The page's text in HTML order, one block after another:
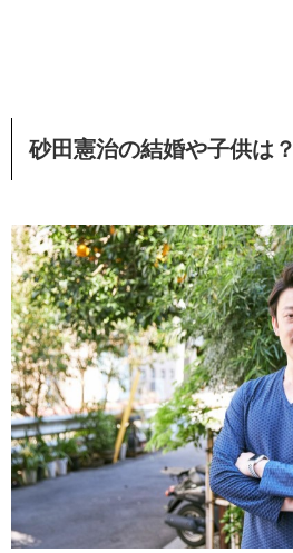
砂田憲治の結婚や子供は？